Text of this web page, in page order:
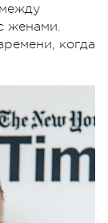
женами.
когда